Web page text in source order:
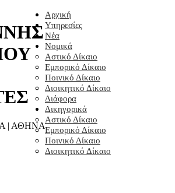
| ΑΘΗΝΑ
Αρχική
Υπηρεσίες
Νέα
Νομικά
Αστικό Δίκαιο
Εμπορικό Δίκαιο
Ποινικό Δίκαιο
Διοικητικό Δίκαιο
Διάφορα
Δικηγορικά
Αστικό Δίκαιο
Εμπορικό Δίκαιο
Ποινικό Δίκαιο
Διοικητικό Δίκαιο